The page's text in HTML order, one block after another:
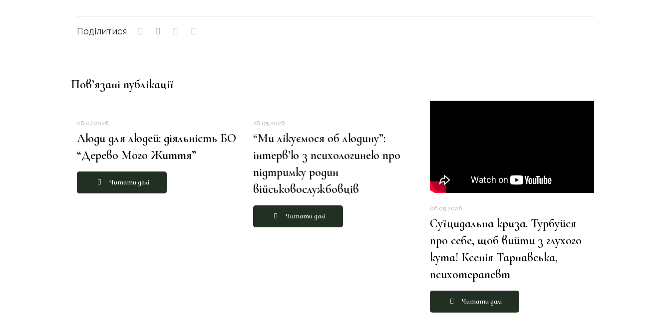
Поділитися
Пов’язані публікації
08.07.2026
Люди для людей: діяльність БО
“Дерево Мого Життя”
Читати далі
28.05.2026
“Ми лікуємося об людину”:
інтерв’ю з психологинею про
підтримку родин
військовослужбовців
Читати далі
06.05.2026
Суїцидальна криза. Турбуйся
про себе, щоб вийти з глухого
кута! Ксенія Тарнавська,
психотерапевт
Читати далі